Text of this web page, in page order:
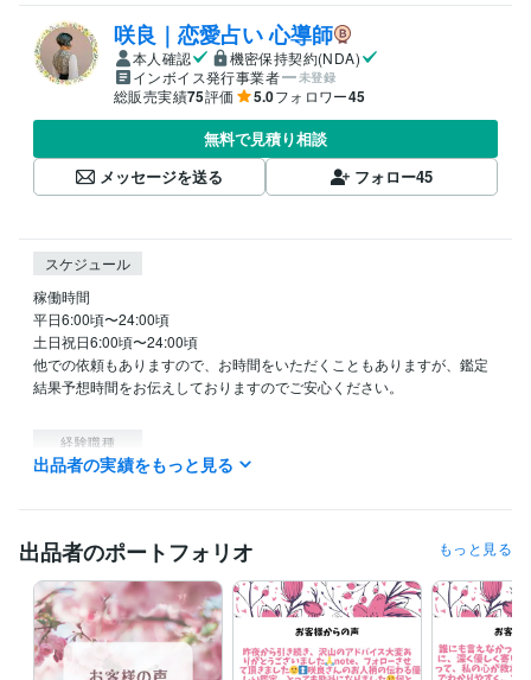
咲良｜恋愛占い 心導師
本人確認
機密保持契約(NDA)
インボイス発行事業者
未登録
総販売実績75評価 5.0フォロワー45
無料で見積り相談
メッセージを送る
フォロー45
スケジュール
稼働時間
平日6:00頃〜24:00頃
土日祝日6:00頃〜24:00頃
他での依頼もありますので、お時間をいただくこともありますが、鑑定
結果予想時間をお伝えしておりますのでご安心ください。
経験職種
ライフスタイル・その他 / 占い師
ライフスタイル・その他 / カウンセラー・コーチ 経験年数 : 10年
ライフスタイル・その他 / 保育士・ベビーシッター
ライフスタイル・その他 / 公務員
受賞歴
シルバーランク
資格・検定
出品者の実績をもっと見る
出品者のポートフォリオ もっと見る